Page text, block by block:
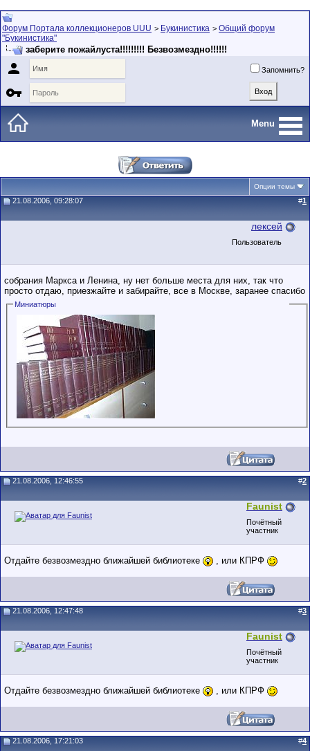
Форум Портала коллекционеров UUU > Букинистика > Общий форум
"Букинистика"
заберите пожайлуста!!!!!!!!! Безвозмездно!!!!!!
 Запомнить?

Menu
Опции темы
21.08.2006, 09:28:07 #1
лексей
Пользователь
собрания Маркса и Ленина, ну нет больше места для них, так что
просто отдаю, приезжайте и забирайте, все в Москве, заранее спасибо
Миниатюры
21.08.2006, 12:46:55 #2
Faunist
Почётный
участник
Отдайте безвозмездно ближайшей библиотеке , или КПРФ
21.08.2006, 12:47:48 #3
Faunist
Почётный
участник
Отдайте безвозмездно ближайшей библиотеке , или КПРФ
21.08.2006, 17:21:03 #4